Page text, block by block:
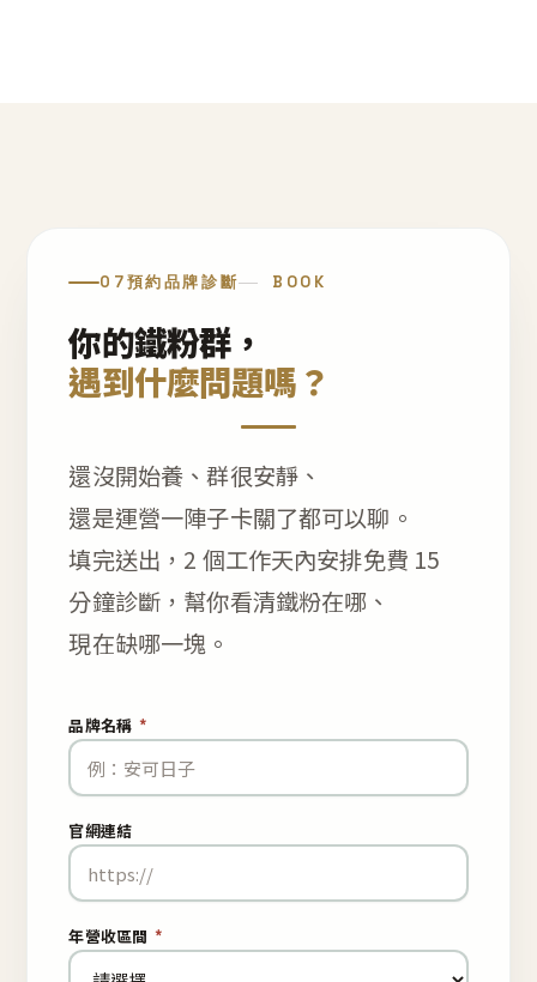
07預約品牌診斷 BOOK
你的鐵粉群，
遇到什麼問題嗎？
還沒開始養、群很安靜、
還是運營一陣子卡關了都可以聊。
填完送出，2 個工作天內安排免費 15
分鐘診斷，幫你看清鐵粉在哪、
現在缺哪一塊。
品牌名稱 *
官網連結
年營收區間 *